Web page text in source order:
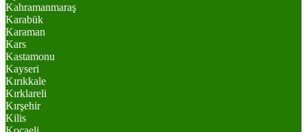
Kahramanmaraş
Karabük
Karaman
Kars
Kastamonu
Kayseri
Kırıkkale
Kırklareli
Kırşehir
Kilis